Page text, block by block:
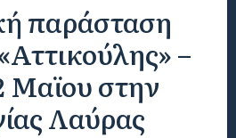
παράσταση
–
Μαϊου στην
Λαύρας